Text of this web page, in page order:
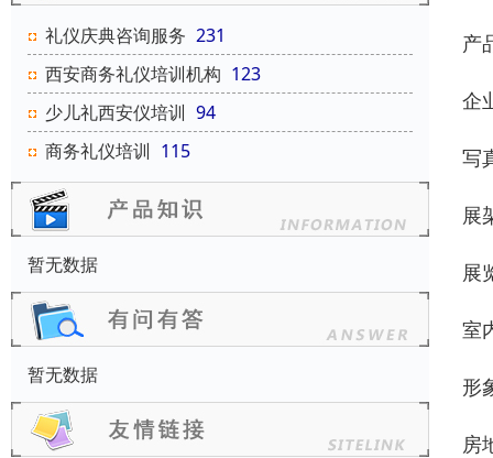
礼仪庆典咨询服务 231
西安商务礼仪培训机构 123
少儿礼西安仪培训 94
商务礼仪培训 115
暂无数据
暂无数据
产
企
写
展
展
室
形
房